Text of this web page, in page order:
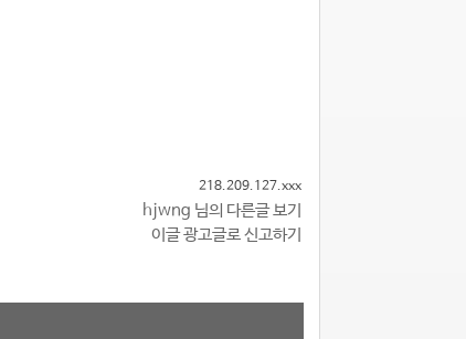
218.209.127.xxx
hjwng 님의 다른글 보기
이글 광고글로 신고하기